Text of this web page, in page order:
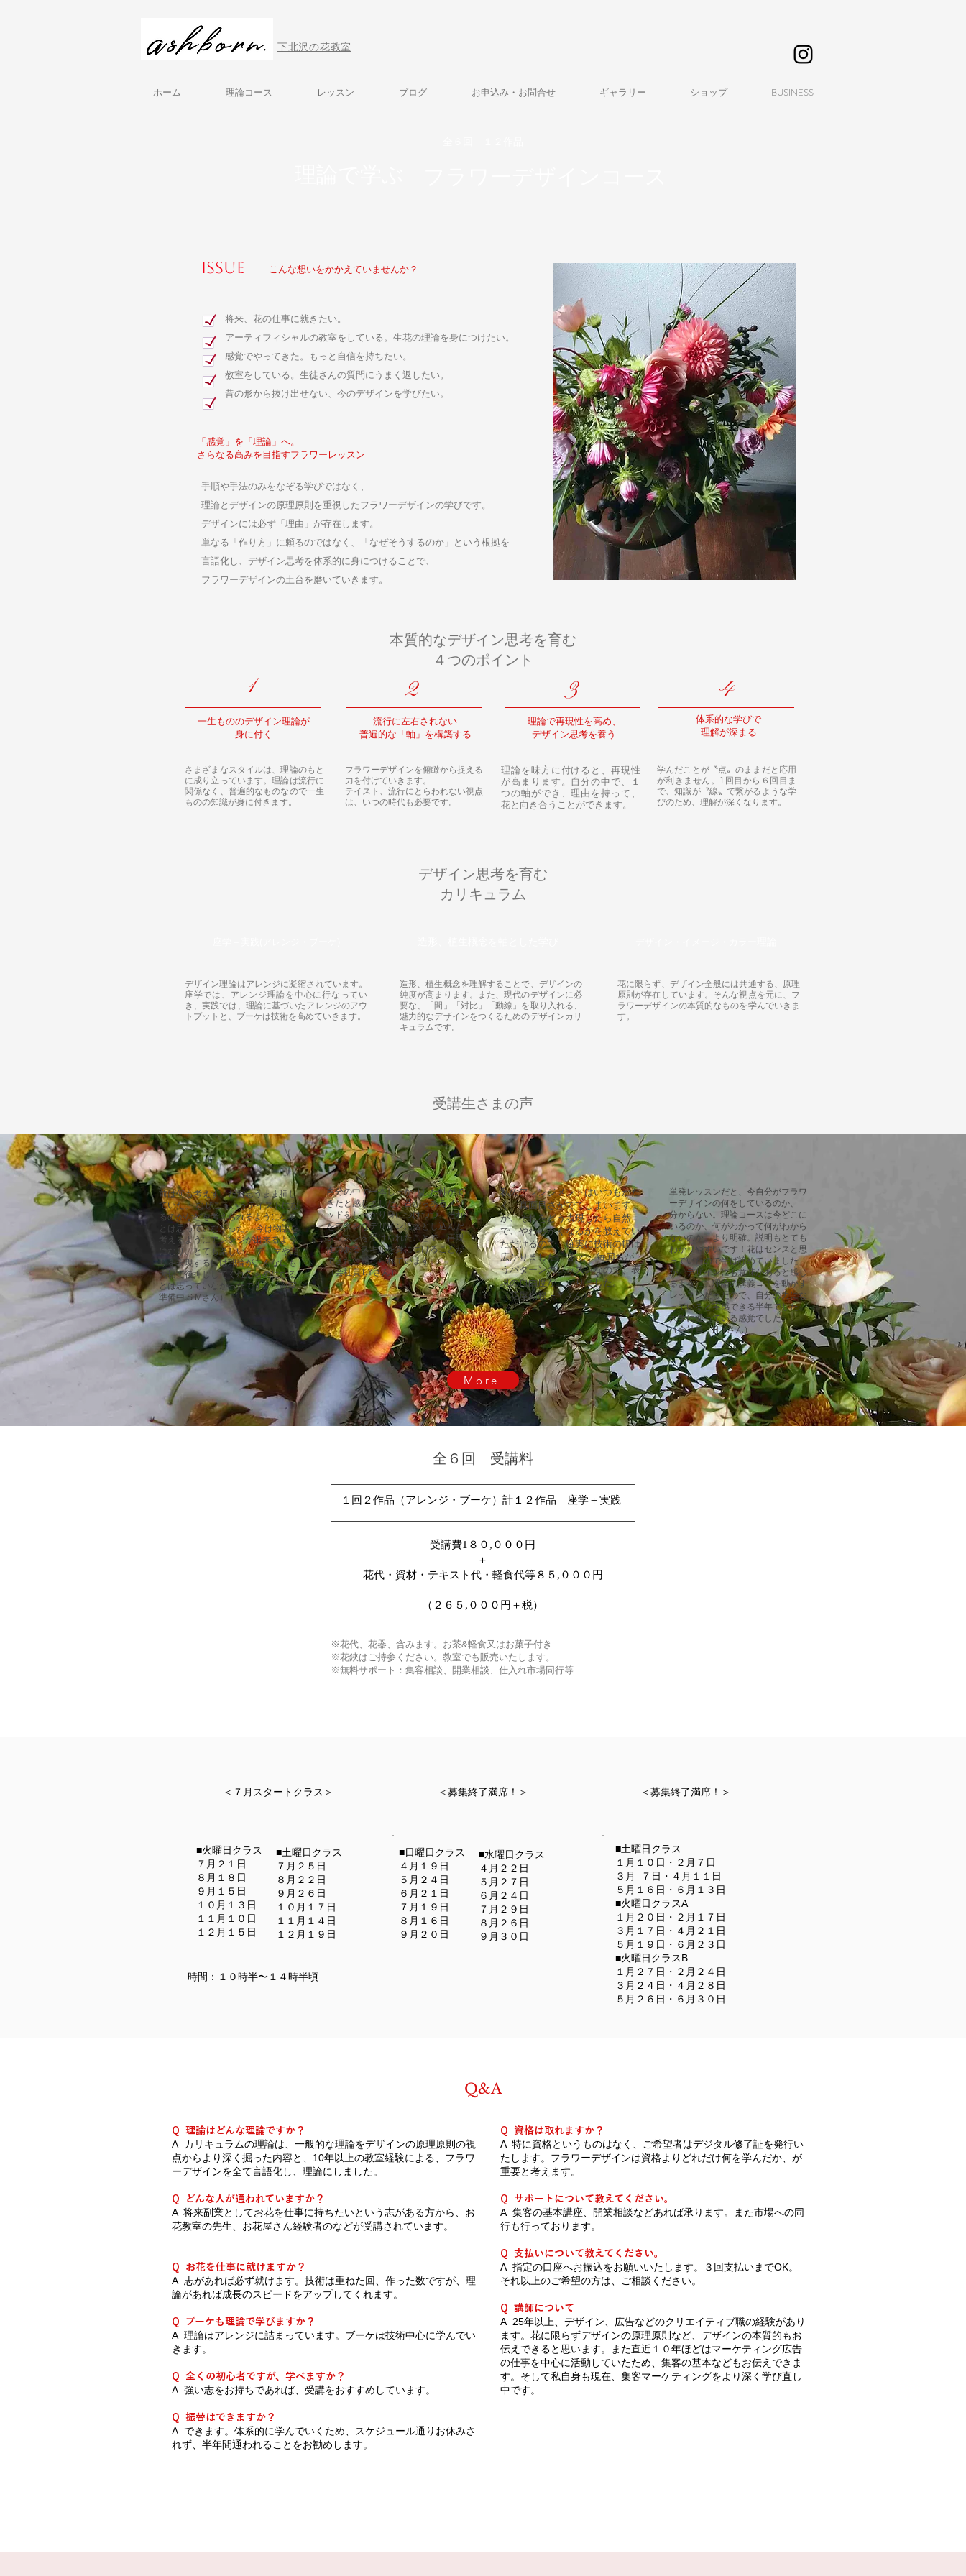
下北沢の花教室
ホーム 理論コース レッスン ブログ お申込み・お問合せ ギャラリー ショップ BUSINESS
ISSUE こんな想いをかかえていませんか？
将来、花の仕事に就きたい。
アーティフィシャルの教室をしている。生花の理論を身につけたい。
感覚でやってきた。もっと自信を持ちたい。
​教室をしている。生徒さんの質問にうまく返したい。
​昔の形から抜け出せない、今のデザインを学びたい。
「感覚」を「理論」へ。
さらなる高みを目指すフラワーレッスン
手順や手法のみをなぞる学びではなく、
理論とデザインの原理原則を重視 したフラワーデザインの学びです。
デザインには必ず「理由」が存在します。
単なる「作り方」に頼るのではなく、「なぜそうするのか」という根拠を
言語化し、デザイン思考を体系的に身につけることで、
フラワーデザインの土台を磨いていきます。
本質的なデザイン思考を育む
４つのポイント
1 2 3 4
理論で再現性を高め、
デザイン思考を養う
体系的な学びで
​理解が深まる
​一生もののデザイン理論が
身に付く
流行に左右されない
​普遍的な「軸」を構築する
さまざまなスタイルは、理論のもと
に成り立っています。理論は流行に
関係なく、普遍的なものなので一生
ものの知識が身に付きます。
​フラワーデザインを俯瞰から捉える
力を付けていきます。
テイスト、流行にとらわれない視点
は、いつの時代も必要です。
理論を味方に付けると、再現性
が高まります。自分の中で、１
つの軸ができ、理由を持って、
花と向き合うことができます。
学んだことが〝点〟のままだと応用
が利きません。1回目から６回目ま
で、知識が〝線〟で繋がるような学
びのため、理解が深くなります。
​デザイン思考を育む
カリキュラム
デザイン理論はアレンジに凝縮されています。
座学では、アレンジ理論を中心に行なってい
き、​実践では、理論に基づいたアレンジのアウ
トプットと、ブーケは技術を高めていきます。
造形、植生概念を理解することで、デザインの
純度が高まります。また、現代のデザインに必
要な、「間」「対比」「動線」を取り入れる、
魅力的なデザインをつくるためのデザインカリ
キュラムです。
花に限らず、デザイン全般には共通する、原理
原則が存在しています。そんな視点を元に、フ
ラワーデザインの本質的なものを学んでいきま
す。
受講生さまの声
前は何も考えず、ただ思うまま挿し
ていた。 なぜこういうテイストにな
るのかなどを考えられるようになる
とは思っていなかった。 今は物語を
考えるようにアレンジが出来るよう
になり、とても楽しい。 テーマや語
りを表現するには理論がこんなにも
大切で後押ししてくれるものになる
とは思っていなかったです。（教室
準備中S.Mさん）
自分の中で一本しっかりした軸がで
きたと感じました。昔からあるメソ
ッドをしっかり身につけつつ、それ
をモダンなデザインに落とし込んだ
レッスンを受けられたことで、再現
性のあるスキルを身につけることが
できたと感じられています。
（会社員T.Yさん）
私のアレンジメントはいつもかた
く、真面目さがでてしまいます
が、それをどう表現したら自然
で、やわらかくなるかを教えてい
ただけるので、確実に技術の幅は
広がりました。 あと、毎回ちが
うパターンのレッスンなので、表
現の自由度が上がりました。
（花屋勤務 F.Yさん）
単発レッスンだと、今自分がフラワ
ーデザインの何をしているのか、
分からない。理論コースは今どこに
いるのか、何がわかって何がわから
ないのか、より明確。説明もとても
わかりやすいです！花はセンスと思
っていたので半ば諦めていました
が、デザインにも意味があると感じ
るように。理論の講義→手を動かす
レッスンだったので、自分の力にな
っていると実感できる半年でした。
大学に通っている感覚でした。
​（会社員 H.Yさん）
More
​全６回 受講料
１回２作品（アレンジ・ブーケ）計１２作品 座学＋実践
受講費1８０,０００円
​＋
花代・資材・テキスト代・軽食代等８５,０００円
（２６５ ,０００円＋税）
※花代、花器、含みます。お茶&軽食又はお菓子付き
​※花鋏はご持参ください。教室でも販売いたします。
※無料サポート：集客相談、開業相談、仕入れ市場同行等
＜７月スタートクラス＞ ＜募集終了満席！＞ ＜募集終了満席！＞
■火曜日クラス
７月２１日
８月１８日
９月１５日
１０月１３日
１１月１０日
１２月１５日
■土曜日クラス
７月２５日
８月２２日
９月２６日
１０月１７日
１１月１４日
１２月１９日
時間：１０時半〜１４時半頃
■日曜日クラス
４月１９日
５月２４日
６月２１日
７月１９日
８月１６日
９月２０日
■水曜日クラス
４月２２日
５月２７日
６月２４日
７月２９日
８月２６日
９月３０日
■土曜日クラス
１月１０日・２月７日
３月 ７日・４月１１日
​５月１６日・６月１３日
■火曜日クラスA
１月２０日・２月１７日
３月１７日・４月２１日
​５月１９日・６月２３日
■火曜日クラスB
１月２７日・２月２４日
３月２４日・４月２８日
​５月２６日・６月３０日
Q&A
Q 理論はどんな理論ですか？
A カリキュラムの理論は、一般的な理論をデザインの原理原則の視
点からより深く掘った内容と、10年以上の教室経験による、フラワ
ーデザインを全て言語化し、理論にしました。
Q どんな人が通われていますか？
A ​​将来副業としてお花を仕事に持ちたいという志がある方から、お
花教室の先生、お花屋さん経験者のなどが受講されています。
Q お花を仕事に就けますか？
A 志があれば必ず就けます。技術は重ねた回、作った数ですが、理
論があれば成長のスピードをアップしてくれます。
Q ブーケも理論で学びますか？
A 理論はアレンジに詰まっています。ブーケは技術中心に学んでい
きます。
Q 全くの初心者ですが、学べますか？
A 強い志をお持ちであれば、受講をおすすめしています。
Q 振替はできますか？
A できます。体系的に学んでいくため、スケジュール通りお休みさ
れず、半年間通われることをお勧めします。
Q 資格は取れますか？
A 特に資格というも​のはなく、ご希望者はデジタル修了証を発行い
たします。フラワーデザインは資格よりどれだけ何を学んだか、が
重要と考えます。
Q サポートについて教えてください。
A 集客の基本講座、開業相談などあれば承ります。また市場への同
行も行っております。
Q 支払いについて教えてください。
A 指定の口座へお振込をお願いいたします。３回支払いまでOK。
それ以上のご希望の方は、ご相談ください。
Q 講師について
A 25年以上、デザイン、広告などのクリエイティブ職の経験があり
ます。花に限らずデザインの原理原則など、デザインの本質的もお
伝えできると思います。また直近１０年ほどはマーケティング広告
の仕事を中心に活動していたため、集客の基本などもお伝えできま
す。そして私自身も現在、集客マーケティングをより深く学び直し
中です。